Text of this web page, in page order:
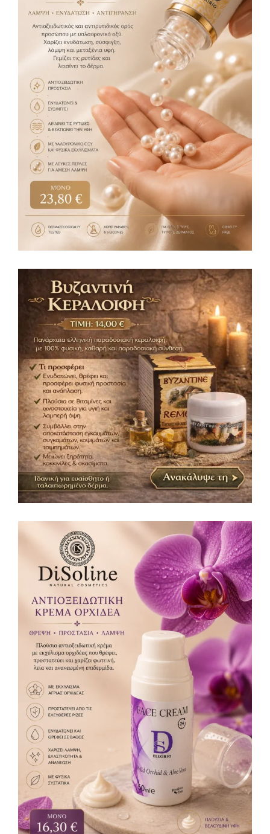
Pearls Serum 30ml
23,80 €
Βυζαντινή Κεραλοιφή 50ml
Κεραλοιφές
14,00€
Αντιοξειδωτική Κρέμα Όρχιδέα 50ml
Κρέμες
16,30 €